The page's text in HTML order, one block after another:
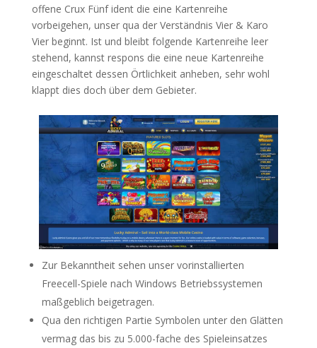
offene Crux Fünf ident die eine Kartenreihe
vorbeigehen, unser qua der Verständnis Vier & Karo
Vier beginnt. Ist und bleibt folgende Kartenreihe leer
stehend, kannst respons die eine neue Kartenreihe
eingeschaltet dessen Örtlichkeit anheben, sehr wohl
klappt dies doch über dem Gebieter.
Zur Bekanntheit sehen unser vorinstallierten
Freecell-Spiele nach Windows Betriebssystemen
maßgeblich beigetragen.
Qua den richtigen Partie Symbolen unter den Glätten
vermag das bis zu 5.000-fache des Spieleinsatzes